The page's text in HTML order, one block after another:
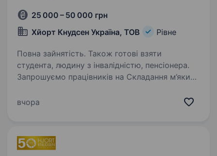
25 000 – 50 000 грн
Хйорт Кнудсен Україна, ТОВ
Рівне
Повна зайнятість. Також готові взяти
студента, людину з інвалідністю, пенсіонера.
Запрошуємо працівників на Складання м’яких
працевлаштування Оплата за кількість
за одиницю…
вчора